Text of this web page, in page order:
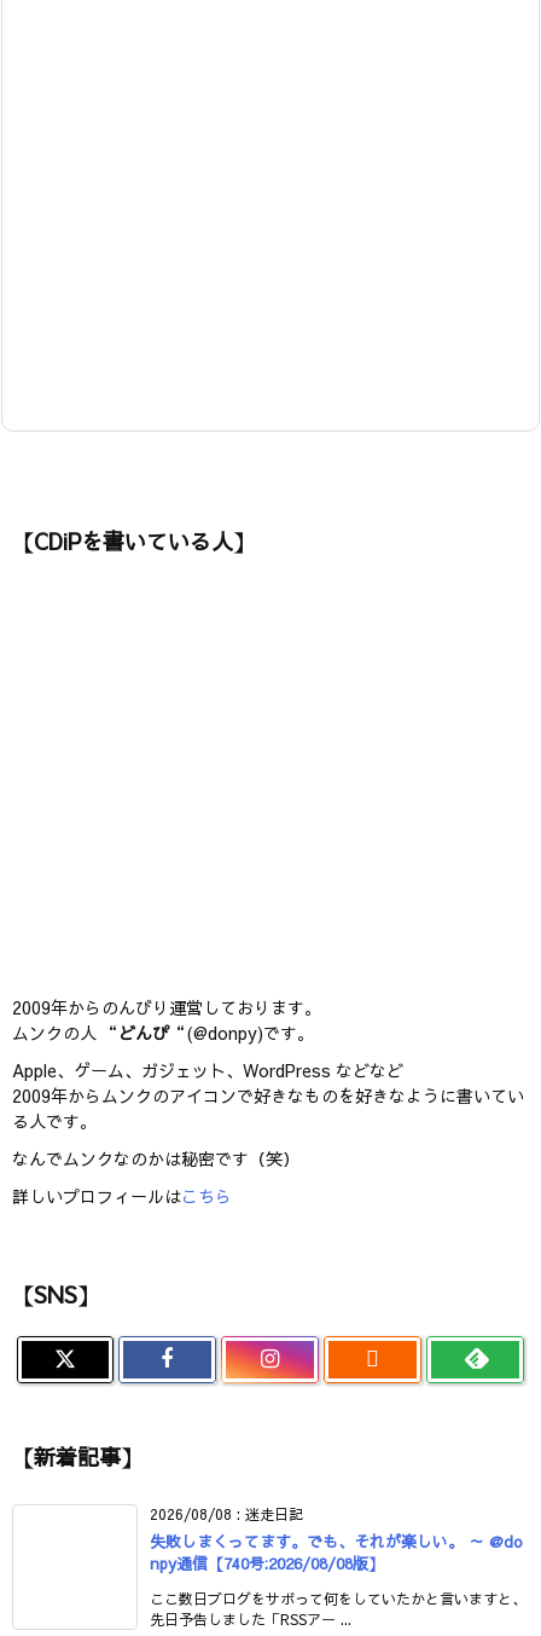
【CDiPを書いている人】
2009年からのんびり運営しております。
ムンクの人 “ どんぴ“(@donpy)です。
Apple、ゲーム、ガジェット、WordPress などなど
2009年からムンクのアイコンで好きなものを好きなように書いてい
る人です。
なんでムンクなのかは秘密です（笑）
詳しいプロフィールはこちら
【SNS】

【新着記事】
2026/08/08 : 迷走日記
失敗しまくってます。でも、それが楽しい。 ～ @do
npy通信【740号:2026/08/08版】
ここ数日ブログをサボって何をしていたかと言いますと、
先日予告しました「RSSアー ...